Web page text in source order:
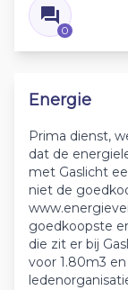
0
Energie
Prima dienst,
dat de
met Gaslicht
niet de
goedkoopste
die zit er bij
voor 1.80m3